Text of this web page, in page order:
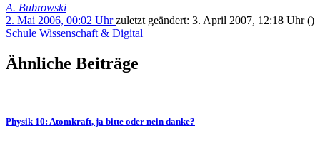
A. Bubrowski
2. Mai 2006, 00:02 Uhrzuletzt geändert: 3. April 2007, 12:18 Uhr()
Schule Wissenschaft & Digital
Ähnliche Beiträge
Physik 10: Atomkraft, ja bitte oder nein danke?